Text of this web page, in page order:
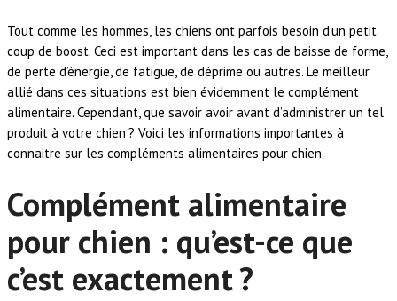
Tout comme les hommes, les chiens ont parfois besoin d’un petit
coup de boost. Ceci est important dans les cas de baisse de forme,
de perte d’énergie, de fatigue, de déprime ou autres. Le meilleur
allié dans ces situations est bien évidemment le complément
alimentaire. Cependant, que savoir avoir avant d’administrer un tel
produit à votre chien ? Voici les informations importantes à
connaitre sur les compléments alimentaires pour chien.
Complément alimentaire
pour chien : qu’est-ce que
c’est exactement ?